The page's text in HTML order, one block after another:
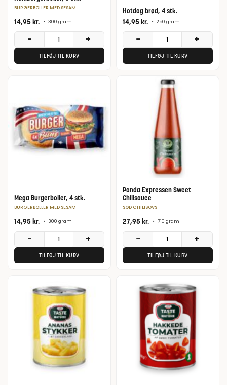
BURGERBOLLER MED SESAM
14,95kr. • 300 gram
− +
TILFØJ TIL KURV
Hotdog brød, 4 stk.
14,95kr. • 250 gram
− +
TILFØJ TIL KURV
Mega Burgerboller, 4 stk.
BURGERBOLLER MED SESAM
14,95kr. • 300 gram
− +
TILFØJ TIL KURV
Panda Expressen Sweet
Chilisauce
SØD CHILISOVS
27,95kr. • 710 gram
− +
TILFØJ TIL KURV